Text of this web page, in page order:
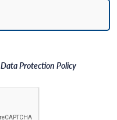
Data Protection Policy